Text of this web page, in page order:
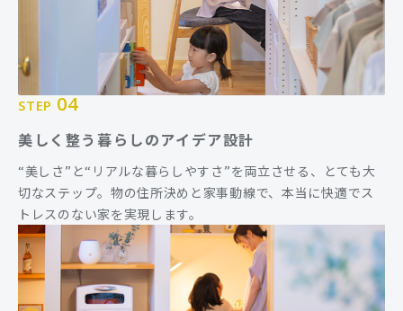
STEP 04
美しく整う暮らしのアイデア設計
“美しさ”と“リアルな暮らしやすさ”を両立させる、とても大
切なステップ。物の住所決めと家事動線で、本当に快適でス
トレスのない家を実現します。